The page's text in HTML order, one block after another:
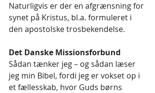
Naturligvis er der en afgrænsning for
synet på Kristus, bl.a. formuleret i
den apostolske trosbekendelse.
Det Danske Missionsforbund
Sådan tænker jeg – og sådan læser
jeg min Bibel, fordi jeg er vokset op i
et fællesskab, hvor Guds børns